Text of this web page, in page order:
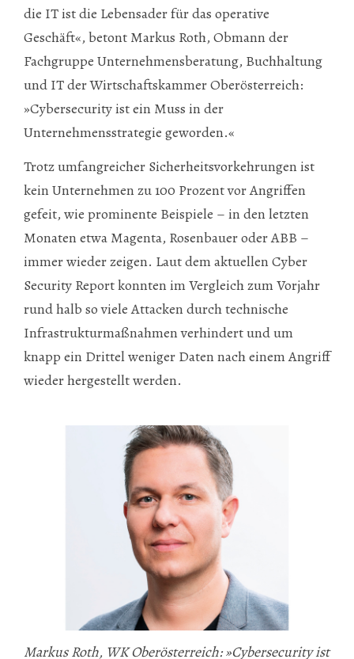
die IT ist die Lebensader für das operative
Geschäft«, betont Markus Roth, Obmann der
Fachgruppe Unternehmensberatung, Buchhaltung
und IT der Wirtschaftskammer Oberösterreich:
»Cybersecurity ist ein Muss in der
Unternehmensstrategie geworden.«
Trotz umfangreicher Sicherheitsvorkehrungen ist
kein Unternehmen zu 100 Prozent vor Angriffen
gefeit, wie prominente Beispiele – in den letzten
Monaten etwa Magenta, Rosenbauer oder ABB –
immer wieder zeigen. Laut dem aktuellen Cyber
Security Report konnten im Vergleich zum Vorjahr
rund halb so viele Attacken durch technische
Infrastrukturmaßnahmen verhindert und um
knapp ein Drittel weniger Daten nach einem Angriff
wieder hergestellt werden.
Markus Roth, WK Oberösterreich: »Cybersecurity ist